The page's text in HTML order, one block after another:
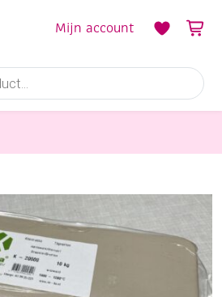
Mijn account